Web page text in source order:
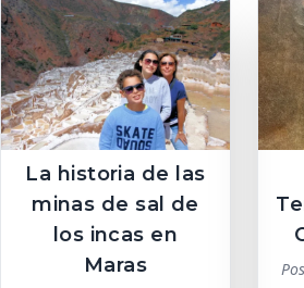
La historia de las
minas de sal de
los incas en
Maras